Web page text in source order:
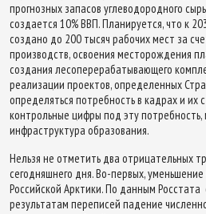
прогнозных запасов углеводородного
создается 10% ВВП. Планируется, что к
создано до 200 тысяч рабочих мест за
производств, освоения месторождения
создания лесоперерабатывающего
реализации проектов, определенных
определяться потребность в кадрах и их
контрольные цифры под эту потребность,
инфраструктура образования.
Нельзя не отметить два отрицательных
сегодняшнего дня. Во-первых,
Российской Арктики. По данным
результатам переписей падение